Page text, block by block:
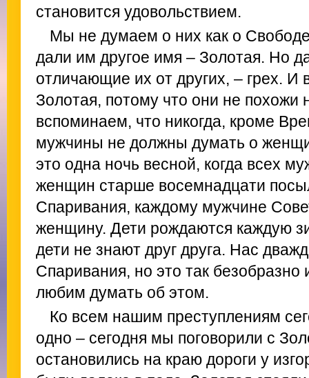
становится удовольствием.
Мы не думаем о них как о
дали им другое имя – Золотая. Но
отличающие их от других, – грех.
Золотая, потому что они не
вспоминаем, что никогда, кроме
мужчины не должны думать о
это одна ночь весной, когда всех
женщин старше восемнадцати
Спаривания, каждому мужчине
женщину. Дети рождаются каждую
дети не знают друг друга. Нас
Спаривания, но это так
любим думать об этом.
Ко всем нашим преступлениям
одно – сегодня мы поговорили с
остановились на краю дороги у